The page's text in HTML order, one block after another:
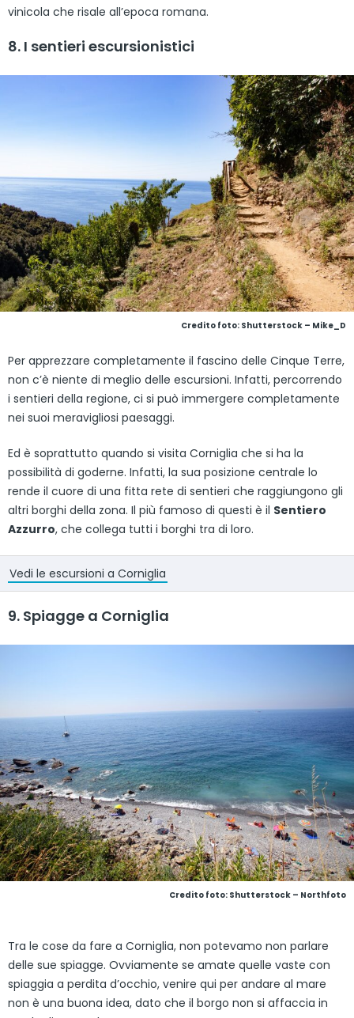
vinicola che risale all’epoca romana.
8. I sentieri escursionistici
Credito foto: Shutterstock – Mike_D
Per apprezzare completamente il fascino delle Cinque Terre,
non c’è niente di meglio delle escursioni. Infatti, percorrendo
i sentieri della regione, ci si può immergere completamente
nei suoi meravigliosi paesaggi.
Ed è soprattutto quando si visita Corniglia che si ha la
possibilità di goderne. Infatti, la sua posizione centrale lo
rende il cuore di una fitta rete di sentieri che raggiungono gli
altri borghi della zona. Il più famoso di questi è il Sentiero
Azzurro, che collega tutti i borghi tra di loro.
Vedi le escursioni a Corniglia
9. Spiagge a Corniglia
Credito foto: Shutterstock – Northfoto
Tra le cose da fare a Corniglia, non potevamo non parlare
delle sue spiagge. Ovviamente se amate quelle vaste con
spiaggia a perdita d’occhio, venire qui per andare al mare
non è una buona idea, dato che il borgo non si affaccia in